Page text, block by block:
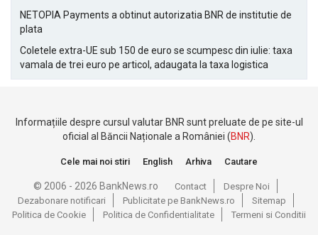
NETOPIA Payments a obtinut autorizatia BNR de institutie de
plata
Coletele extra-UE sub 150 de euro se scumpesc din iulie: taxa
vamala de trei euro pe articol, adaugata la taxa logistica
Informațiile despre cursul valutar BNR sunt preluate de pe site-ul
oficial al Băncii Naționale a României (BNR).
Cele mai noi stiri English Arhiva Cautare
© 2006 - 2026 BankNews.ro Contact
Despre Noi
Dezabonare notificari
Publicitate pe BankNews.ro
Sitemap
Politica de Cookie
Politica de Confidentialitate Termeni si Conditii